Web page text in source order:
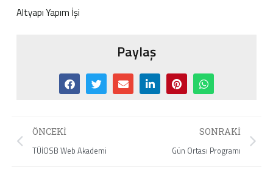
Altyapı Yapım İşi
Paylaş
ÖNCEKI
TÜİOSB Web Akademi
SONRAKI
Gün Ortası Programı